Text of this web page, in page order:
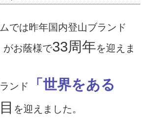
では昨年国内登山ブランド
がお蔭様で33周年を迎えま
ンド
「世界をある
を迎えました。